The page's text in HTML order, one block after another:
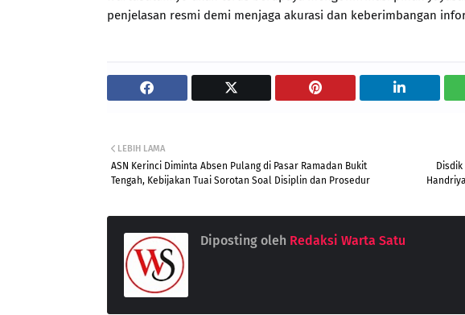
penjelasan resmi demi menjaga akurasi dan keberimbangan
LEBIH LAMA
ASN Kerinci Diminta Absen Pulang di Pasar Ramadan Bukit
Tengah, Kebijakan Tuai Sorotan Soal Disiplin dan Prosedur
Diposting oleh Redaksi Warta Satu